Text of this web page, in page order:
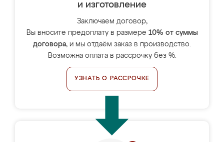
и изготовление
Заключаем договор,
Вы вносите предоплату в размере 10% от суммы
договора, и мы отдаём заказ в производство.
Возможна оплата в рассрочку без %.
УЗНАТЬ О РАССРОЧКЕ